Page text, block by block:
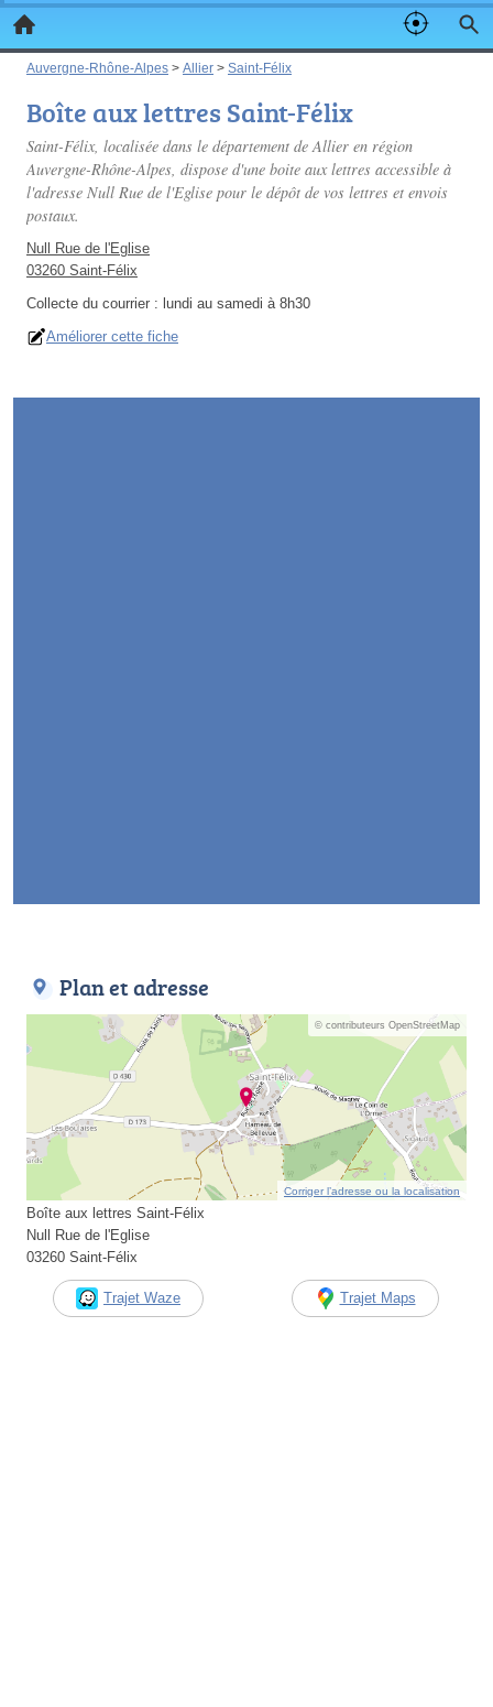
Auvergne-Rhône-Alpes > Allier > Saint-Félix
Boîte aux lettres Saint-Félix
Saint-Félix, localisée dans le département de Allier en région
Auvergne-Rhône-Alpes, dispose d'une boite aux lettres accessible à
l'adresse Null Rue de l'Eglise pour le dépôt de vos lettres et envois
postaux.
Null Rue de l'Eglise
03260 Saint-Félix
Collecte du courrier : lundi au samedi à 8h30
Améliorer cette fiche
Plan et adresse
© contributeurs OpenStreetMap
Corriger l’adresse ou la localisation
Boîte aux lettres Saint-Félix
Null Rue de l'Eglise
03260 Saint-Félix
Trajet Waze Trajet Maps